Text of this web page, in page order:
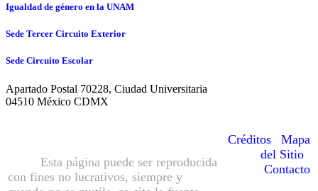
Igualdad de género en la UNAM
Sede Tercer Circuito Exterior
Sede Circuito Escolar
Apartado Postal 70228, Ciudad Universitaria
04510 México CDMX
Esta página puede ser reproducida
con fines no lucrativos, siempre y
Créditos
Mapa
del Sitio
Contacto